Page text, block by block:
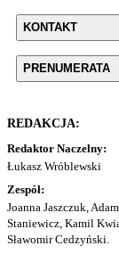
KONTAKT
PRENUMERATA
REDAKCJA:
Redaktor Naczelny:
Łukasz Wróblewski
Zespół:
Joanna Jaszczuk,
Staniewicz, Kamil
Sławomir Cedzyński.